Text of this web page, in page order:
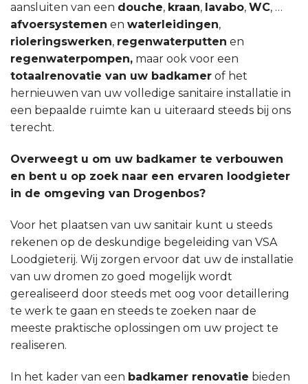
aansluiten van een douche, kraan, lavabo, WC, …
afvoersystemen en waterleidingen,
rioleringswerken, regenwaterputten en
regenwaterpompen, maar ook voor een
totaalrenovatie van uw badkamer of het
hernieuwen van uw volledige sanitaire installatie in
een bepaalde ruimte kan u uiteraard steeds bij ons
terecht.
Overweegt u om uw badkamer te verbouwen
en bent u op zoek naar een ervaren loodgieter
in de omgeving van Drogenbos?
Voor het plaatsen van uw sanitair kunt u steeds
rekenen op de deskundige begeleiding van VSA
Loodgieterij. Wij zorgen ervoor dat uw de installatie
van uw dromen zo goed mogelijk wordt
gerealiseerd door steeds met oog voor detaillering
te werk te gaan en steeds te zoeken naar de
meeste praktische oplossingen om uw project te
realiseren.
In het kader van een badkamer renovatie bieden